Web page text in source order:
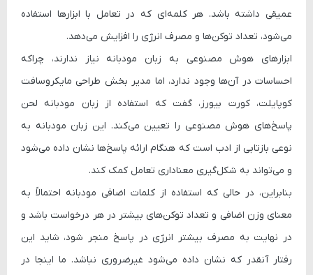
عمیقی داشته باشد. هر کلمه‌ای که در تعامل با ابزارها استفاده
می‌شود، تعداد توکن‌ها و مصرف انرژی را افزایش می‌دهد.
ابزارهای هوش مصنوعی به زبان مودبانه نیاز ندارند، چراکه
احساسات در آن‌ها وجود ندارد، اما مدیر بخش طراحی مایکروسافت
کوپایلت، کورت بیورز، گفت که استفاده از زبان مودبانه لحن
پاسخ‌های هوش مصنوعی را تعیین می‌کند. این زبان مودبانه به
نوعی بازتابی از ادب است که هنگام ارائه پاسخ‌ها نشان داده می‌شود
و می‌تواند به شکل‌گیری معناداری تعامل کمک کند.
بنابراین، در حالی که استفاده از کلمات اضافی مودبانه احتمالاً به
معنای وزن اضافی و تعداد توکن‌های بیشتر در هر درخواست باشد و
در نهایت به مصرف بیشتر انرژی در پاسخ منجر شود، شاید این
رفتار آنقدر که نشان داده می‌شود غیرضروری نباشد. ما اینجا در